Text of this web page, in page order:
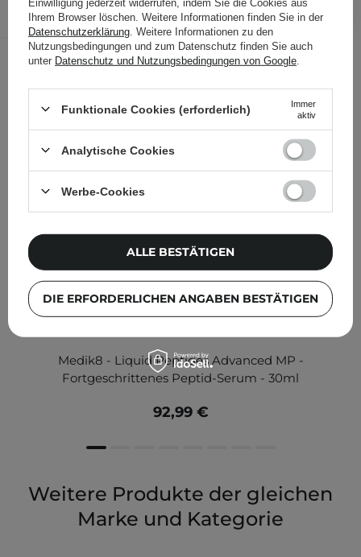
Folgende Produkte wurden von
anderen Kunden geprüft
Medik8 - Liquid Peptides Advanced MP -
Fortgeschrittenes Peptid-Serum - 30ml
92,99 €
Weitere Produkte der gleichen
Marke und Kategorie
Ihrem Browser löschen. Weitere Informationen finden Sie in der
Datenschutzerklärung . Weitere Informationen zu den
Nutzungsbedingungen und zum Datenschutz finden Sie auch
unter Datenschutz und Nutzungsbedingungen von Google
Funktionale Cookies (erforderlich)
Immer
aktiv
Analytische Cookies
Werbe-Cookies
DIE ERFORDERLICHEN ANGABEN BESTÄTIGEN
ALLE BESTÄTIGEN